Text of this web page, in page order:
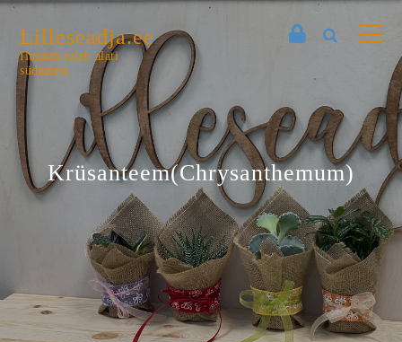
Lilleseadja.ee
Ilusaim tuleb alati
südamest
Krüsanteem(Chrysanthemum)